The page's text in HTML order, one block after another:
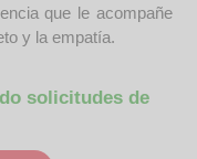
que le acompañe
y la empatía.
solicitudes de